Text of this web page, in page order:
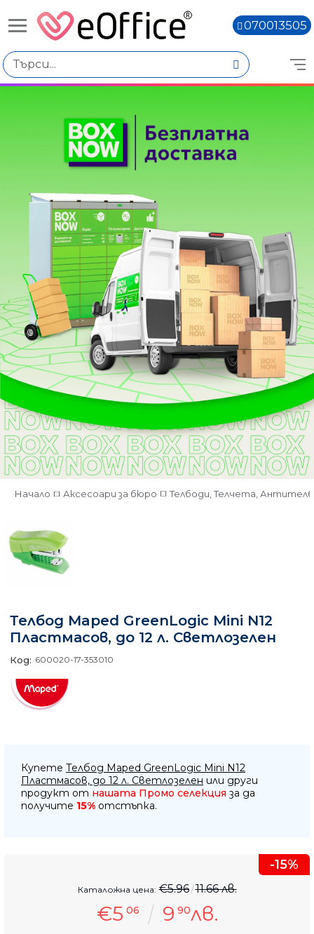
070013505
Начало Аксесоари за бюро Телбоди, Телчета,
Телбод Maped GreenLogic Mini N12
Пластмасов, до 12 л. Светлозелен
Код: 600020-17-353010
-15%
€5 06 9 90лв.
Каталожна цена: €5.96 11.66 лв.
Купете Телбод Maped GreenLogic Mini N12
Пластмасов, до 12 л. Светлозелен или други
продукт от нашата Промо селекция за да
получите 15% отстъпка.